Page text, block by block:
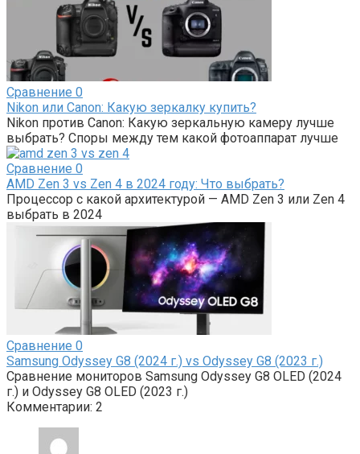
Сравнение 0
Nikon или Canon: Какую зеркалку купить?
Nikon против Canon: Какую зеркальную камеру лучше
выбрать? Споры между тем какой фотоаппарат лучше
Сравнение 0
AMD Zen 3 vs Zen 4 в 2024 году: Что выбрать?
Процессор с какой архитектурой — AMD Zen 3 или Zen 4
выбрать в 2024
Сравнение 0
Samsung Odyssey G8 (2024 г.) vs Odyssey G8 (2023 г.)
Сравнение мониторов Samsung Odyssey G8 OLED (2024
г.) и Odyssey G8 OLED (2023 г.)
Комментарии: 2